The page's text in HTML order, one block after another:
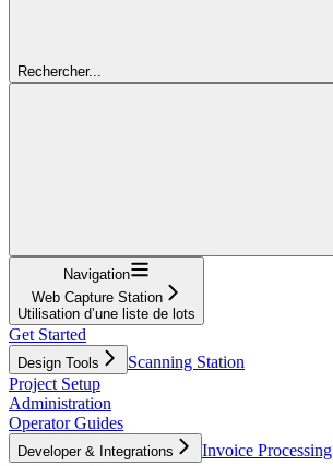
Rechercher...
Navigation
Web Capture Station
Utilisation d’une liste de lots
Get Started
Design Tools
Scanning Station
Project Setup
Administration
Operator Guides
Developer & Integrations
Invoice Processing